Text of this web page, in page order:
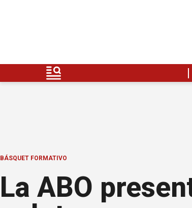
BÁSQUET FORMATIVO
La ABO